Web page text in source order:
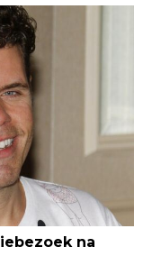
na